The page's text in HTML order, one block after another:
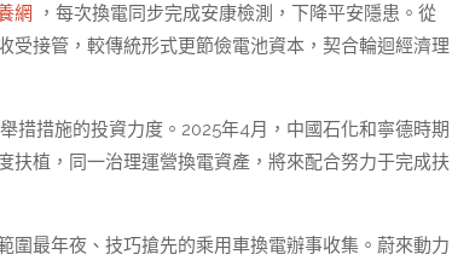
網
，每次換電同步完成安康檢測，下降平安隱患。從
接管，較傳統形式更節儉電池資本，契合輪迴經濟理
措措施的投資力度。2025年4月，中國石化和寧德時期
扶植，同一治理運營換電資產，將來配合努力于完成扶
圍最年夜、技巧搶先的乘用車換電辦事收集。蔚來動力